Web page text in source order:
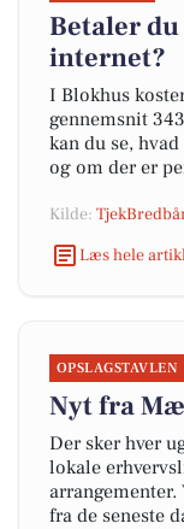
Betaler
internet?
I Blokhus
gennemsnit
kan du se,
og om der er
Kilde:
Læs hele
OPSLAGSTAVLEN
Nyt fra
Der sker hver
lokale
fra de seneste